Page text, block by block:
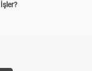
İşler?